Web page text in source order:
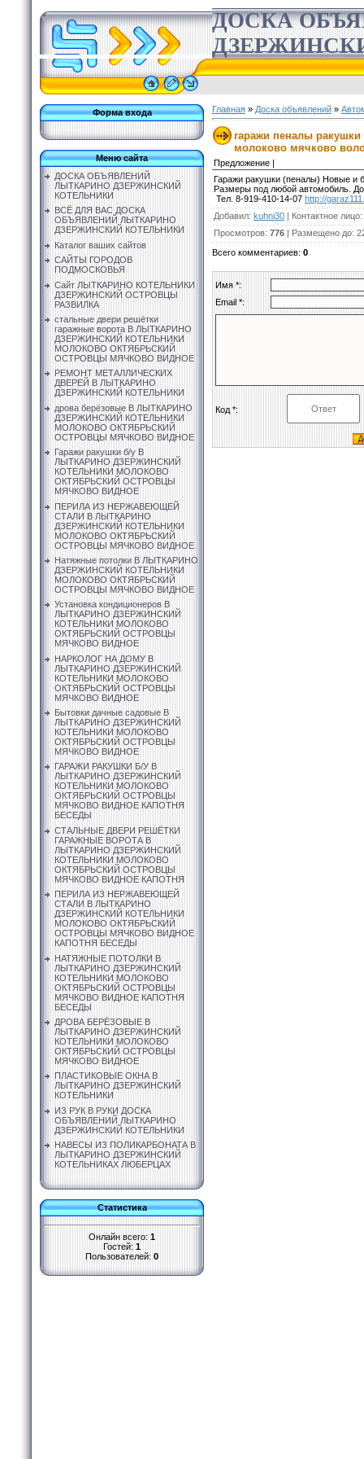
ДОСКА
Форма входа
Меню сайта
ДОСКА ОБЪЯВЛЕНИЙ
ЛЫТКАРИНО ДЗЕРЖИНСКИЙ
КОТЕЛЬНИКИ
ВСЁ ДЛЯ ВАС ДОСКА
ОБЪЯВЛЕНИЙ ЛЫТКАРИНО
ДЗЕРЖИНСКИЙ КОТЕЛЬНИКИ
Каталог ваших сайтов
САЙТЫ ГОРОДОВ
ПОДМОСКОВЬЯ
Сайт ЛЫТКАРИНО КОТЕЛЬНИКИ
ДЗЕРЖИНСКИЙ ОСТРОВЦЫ
РАЗВИЛКА
стальные двери решётки
гаражные ворота В ЛЫТКАРИНО
ДЗЕРЖИНСКИЙ КОТЕЛЬНИКИ
МОЛОКОВО ОКТЯБРЬСКИЙ
ОСТРОВЦЫ МЯЧКОВО ВИДНОЕ
РЕМОНТ МЕТАЛЛИЧЕСКИХ
ДВЕРЕЙ В ЛЫТКАРИНО
ДЗЕРЖИНСКИЙ КОТЕЛЬНИКИ
дрова берёзовые В ЛЫТКАРИНО
ДЗЕРЖИНСКИЙ КОТЕЛЬНИКИ
МОЛОКОВО ОКТЯБРЬСКИЙ
ОСТРОВЦЫ МЯЧКОВО ВИДНОЕ
Гаражи ракушки б/у В
ЛЫТКАРИНО ДЗЕРЖИНСКИЙ
КОТЕЛЬНИКИ МОЛОКОВО
ОКТЯБРЬСКИЙ ОСТРОВЦЫ
МЯЧКОВО ВИДНОЕ
ПЕРИЛА ИЗ НЕРЖАВЕЮЩЕЙ
СТАЛИ В ЛЫТКАРИНО
ДЗЕРЖИНСКИЙ КОТЕЛЬНИКИ
МОЛОКОВО ОКТЯБРЬСКИЙ
ОСТРОВЦЫ МЯЧКОВО ВИДНОЕ
Натяжные потолки В ЛЫТКАРИНО
ДЗЕРЖИНСКИЙ КОТЕЛЬНИКИ
МОЛОКОВО ОКТЯБРЬСКИЙ
ОСТРОВЦЫ МЯЧКОВО ВИДНОЕ
Установка кондиционеров В
ЛЫТКАРИНО ДЗЕРЖИНСКИЙ
КОТЕЛЬНИКИ МОЛОКОВО
ОКТЯБРЬСКИЙ ОСТРОВЦЫ
МЯЧКОВО ВИДНОЕ
НАРКОЛОГ НА ДОМУ В
ЛЫТКАРИНО ДЗЕРЖИНСКИЙ
КОТЕЛЬНИКИ МОЛОКОВО
ОКТЯБРЬСКИЙ ОСТРОВЦЫ
МЯЧКОВО ВИДНОЕ
Бытовки дачные садовые В
ЛЫТКАРИНО ДЗЕРЖИНСКИЙ
КОТЕЛЬНИКИ МОЛОКОВО
ОКТЯБРЬСКИЙ ОСТРОВЦЫ
МЯЧКОВО ВИДНОЕ
ГАРАЖИ РАКУШКИ Б/У В
ЛЫТКАРИНО ДЗЕРЖИНСКИЙ
КОТЕЛЬНИКИ МОЛОКОВО
ОКТЯБРЬСКИЙ ОСТРОВЦЫ
МЯЧКОВО ВИДНОЕ КАПОТНЯ
БЕСЕДЫ
СТАЛЬНЫЕ ДВЕРИ РЕШЁТКИ
ГАРАЖНЫЕ ВОРОТА В
ЛЫТКАРИНО ДЗЕРЖИНСКИЙ
КОТЕЛЬНИКИ МОЛОКОВО
ОКТЯБРЬСКИЙ ОСТРОВЦЫ
МЯЧКОВО ВИДНОЕ КАПОТНЯ
ПЕРИЛА ИЗ НЕРЖАВЕЮЩЕЙ
СТАЛИ В ЛЫТКАРИНО
ДЗЕРЖИНСКИЙ КОТЕЛЬНИКИ
МОЛОКОВО ОКТЯБРЬСКИЙ
ОСТРОВЦЫ МЯЧКОВО ВИДНОЕ
КАПОТНЯ БЕСЕДЫ
НАТЯЖНЫЕ ПОТОЛКИ В
ЛЫТКАРИНО ДЗЕРЖИНСКИЙ
КОТЕЛЬНИКИ МОЛОКОВО
ОКТЯБРЬСКИЙ ОСТРОВЦЫ
МЯЧКОВО ВИДНОЕ КАПОТНЯ
БЕСЕДЫ
ДРОВА БЕРЁЗОВЫЕ В
ЛЫТКАРИНО ДЗЕРЖИНСКИЙ
КОТЕЛЬНИКИ МОЛОКОВО
ОКТЯБРЬСКИЙ ОСТРОВЦЫ
МЯЧКОВО ВИДНОЕ
ПЛАСТИКОВЫЕ ОКНА В
ЛЫТКАРИНО ДЗЕРЖИНСКИЙ
КОТЕЛЬНИКИ
ИЗ РУК В РУКИ ДОСКА
ОБЪЯВЛЕНИЙ ЛЫТКАРИНО
ДЗЕРЖИНСКИЙ КОТЕЛЬНИКИ
НАВЕСЫ ИЗ ПОЛИКАРБОНАТА В
ЛЫТКАРИНО ДЗЕРЖИНСКИЙ
КОТЕЛЬНИКАХ ЛЮБЕРЦАХ
Статистика
Онлайн всего: 1
Гостей: 1
Пользователей: 0
Главная » Доска объявлений »
гаражи пеналы
молоково мячково
Предложение |
Гаражи ракушки (пеналы) Новые и
Размеры под любой автомобиль.
Тел. 8-919-410-14-07 http://
Добавил: kuhni30 | Контактное лицо:
Просмотров: 776 | Размещено до:
Всего комментариев: 0
Имя *:
Email *:
Код *: